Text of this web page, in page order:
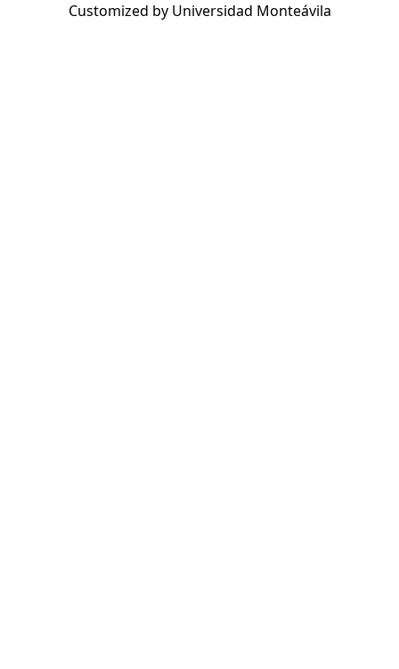
Customized by Universidad Monteávila